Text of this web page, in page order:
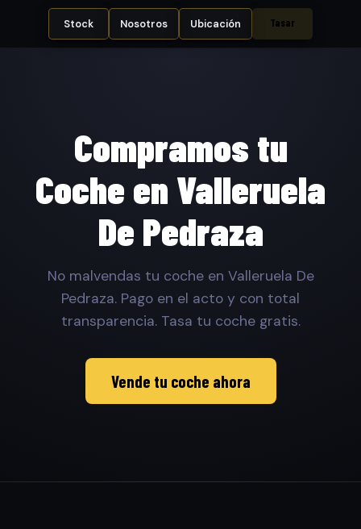
Stock Nosotros Ubicación Tasar
Compramos tu
Coche en Valleruela
De Pedraza
No malvendas tu coche en Valleruela De
Pedraza. Pago en el acto y con total
transparencia. Tasa tu coche gratis.
Vende tu coche ahora